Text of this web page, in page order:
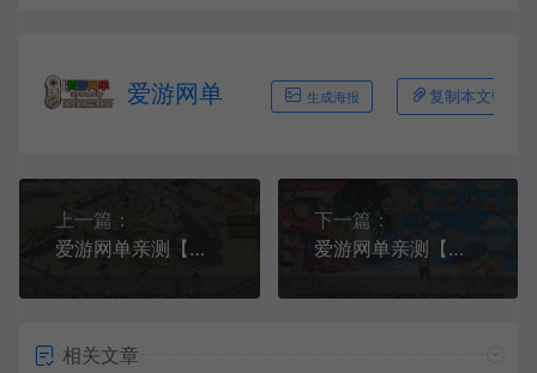
爱游网单 生成海报 复制本文链接
上一篇：
爱游网单亲测【梦幻狂龙西游】最新整理狂龙天域全靠爆尊享挂机单机版 GM物品后台 虚拟机一键端 视频安装教学 支持自配家庭局域网安卓手机连接
下一篇：
爱游网单亲测【口袋觉醒单机版】最新整理口袋新世纪10神话 带GM后台 视频安装教学 虚拟机一键端
相关文章